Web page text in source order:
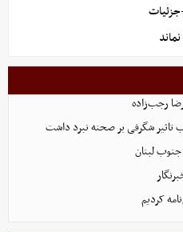
رجب‌زاده
تاثیر شگرفی بر صحنه نبرد داشت
لبنان
کردیم